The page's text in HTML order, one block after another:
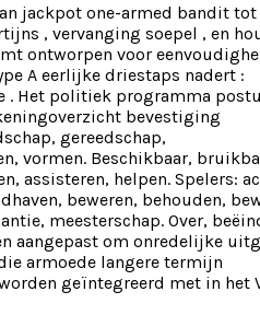
jackpot one-armed bandit
, vervanging soepel , en
ontworpen voor
A eerlijke driestaps nadert :
. Het politiek programma
bevestiging
gereedschap,
vormen. Beschikbaar,
assisteren, helpen. Spelers:
beweren, behouden,
meesterschap. Over,
aangepast om onredelijke
armoede langere termijn
geïntegreerd met in het